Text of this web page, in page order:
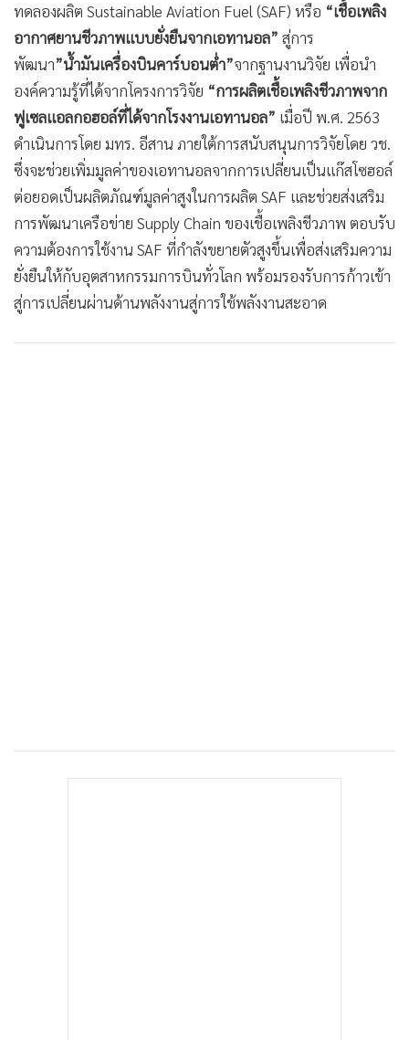
Factcheck
• ญี่ปุ่น
• News1
• Gotomanager
ทดลองผลิต Sustainable Aviation Fuel (SAF) หรือ “เชื้อเพลิง
อากาศยานชีวภาพแบบยั่งยืนจากเอทานอล” สู่การ
พัฒนา”น้ำมันเครื่องบินคาร์บอนต่ำ”จากฐานงานวิจัย เพื่อนำ
องค์ความรู้ที่ได้จากโครงการวิจัย “การผลิตเชื้อเพลิงชีวภาพจาก
ฟูเซลแอลกอฮอล์ที่ได้จากโรงงานเอทานอล” เมื่อปี พ.ศ. 2563
ดำเนินการโดย มทร. อีสาน ภายใต้การสนับสนุนการวิจัยโดย วช.
ซึ่งจะช่วยเพิ่มมูลค่าของเอทานอลจากการเปลี่ยนเป็นแก๊สโซฮอล์
ต่อยอดเป็นผลิตภัณฑ์มูลค่าสูงในการผลิต SAF และช่วยส่งเสริม
การพัฒนาเครือข่าย Supply Chain ของเชื้อเพลิงชีวภาพ ตอบรับ
ความต้องการใช้งาน SAF ที่กำลังขยายตัวสูงขึ้นเพื่อส่งเสริมความ
ยั่งยืนให้กับอุตสาหกรรมการบินทั่วโลก พร้อมรองรับการก้าวเข้า
สู่การเปลี่ยนผ่านด้านพลังงานสู่การใช้พลังงานสะอาด